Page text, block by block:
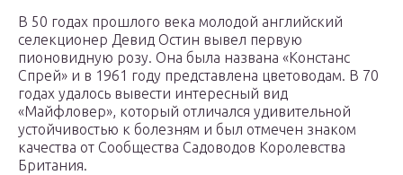
В 50 годах прошлого века молодой английский
селекционер Девид Остин вывел первую
пионовидную розу. Она была названа «Констанс
Спрей» и в 1961 году представлена цветоводам. В 70
годах удалось вывести интересный вид
«Майфловер», который отличался удивительной
устойчивостью к болезням и был отмечен знаком
качества от Сообщества Садоводов Королевства
Британия.